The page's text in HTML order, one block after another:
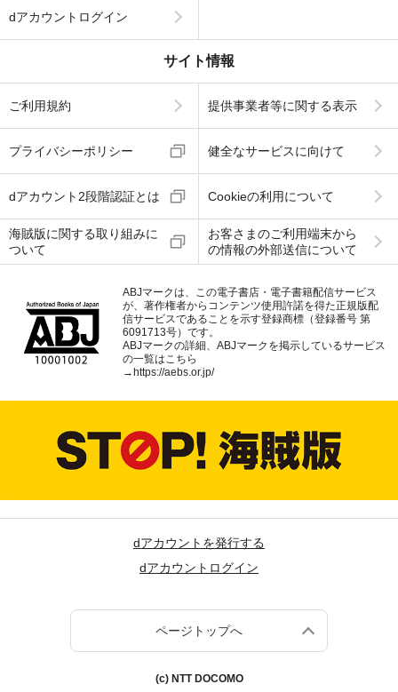
dアカウントログイン
サイト情報
ご利用規約 提供事業者等に関する表示
プライバシーポリシー 健全なサービスに向けて
dアカウント2段階認証とは Cookieの利用について
海賊版に関する取り組みに
ついて
お客さまのご利用端末から
の情報の外部送信について
ABJマークは、この電子書店・電子書籍配信サービス
が、著作権者からコンテンツ使用許諾を得た正規版配
信サービスであることを示す登録商標（登録番号 第
6091713号）です。
ABJマークの詳細、ABJマークを掲示しているサービス
の一覧はこちら
→ https://aebs.or.jp/
dアカウントを発行する
dアカウントログイン
ページトップへ
(c) NTT DOCOMO